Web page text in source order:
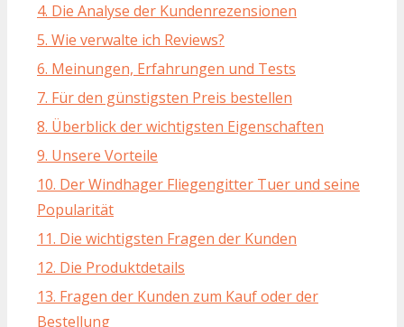
4. Die Analyse der Kundenrezensionen
5. Wie verwalte ich Reviews?
6. Meinungen, Erfahrungen und Tests
7. Für den günstigsten Preis bestellen
8. Überblick der wichtigsten Eigenschaften
9. Unsere Vorteile
10. Der Windhager Fliegengitter Tuer und seine
Popularität
11. Die wichtigsten Fragen der Kunden
12. Die Produktdetails
13. Fragen der Kunden zum Kauf oder der
Bestellung